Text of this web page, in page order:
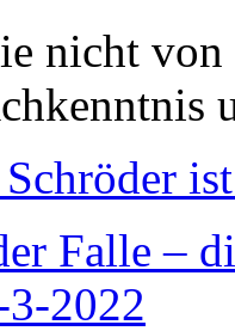
nicht
Falle –
2022